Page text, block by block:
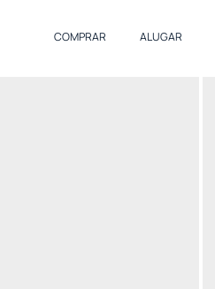
COMPRAR ALUGAR